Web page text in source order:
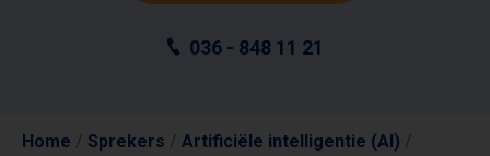
036 - 848 11 21
Home / Sprekers / Artificiële intelligentie (AI) /